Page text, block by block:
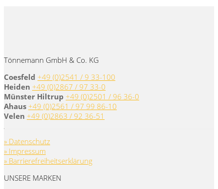
Tönnemann GmbH & Co. KG
Coesfeld +49 (0)2541 / 9 33-100
Heiden +49 (0)2867 / 97 33-0
Münster Hiltrup +49 (0)2501 / 96 36-0
Ahaus +49 (0)2561 / 97 99 86-10
Velen +49 (0)2863 / 92 36-51
» Datenschutz
» Impressum
» Barrierefreiheitserklärung
UNSERE MARKEN